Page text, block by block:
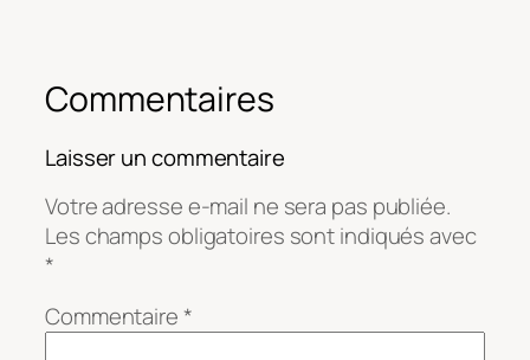
Commentaires
Laisser un commentaire
Votre adresse e-mail ne sera pas publiée.
Les champs obligatoires sont indiqués avec
*
Commentaire*